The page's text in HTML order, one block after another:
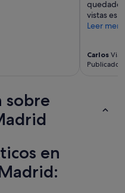
quedado
vistas
Leer
Carlos
Publicado
sobre
en